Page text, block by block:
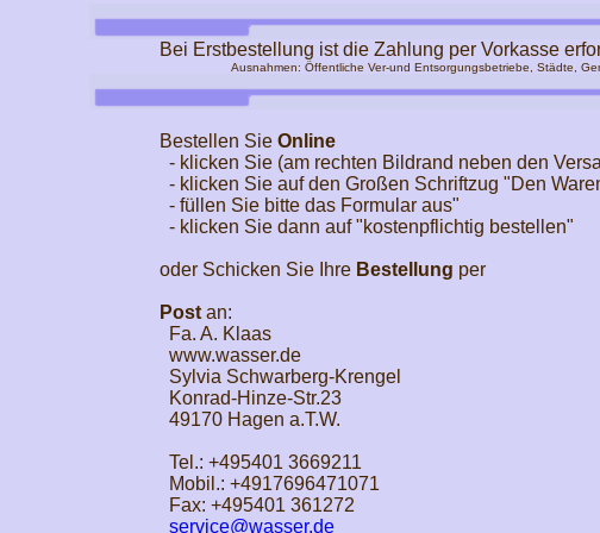
Bei Erstbestellung ist die Zahlung per Vorkasse
Ausnahmen: Öffentliche Ver-und Entsorgungsbetriebe, Städte,
Bestellen Sie Online
- klicken Sie (am rechten Bildrand neben den
- klicken Sie auf den Großen Schriftzug "Den
- füllen Sie bitte das Formular aus"
- klicken Sie dann auf "kostenpflichtig bestellen"
oder Schicken Sie Ihre Bestellung per
Postan:
Fa. A. Klaas
www.wasser.de
Sylvia Schwarberg-Krengel
Konrad-Hinze-Str.23
49170 Hagen a.T.W.
Tel.: +495401 3669211
Mobil.: +4917696471071
Fax: +495401 361272
service@wasser.de